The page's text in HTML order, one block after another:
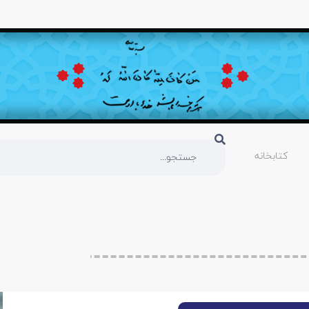
کتابخانه